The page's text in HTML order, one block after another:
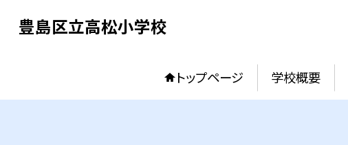
豊島区立高松小学校
トップページ 学校概要